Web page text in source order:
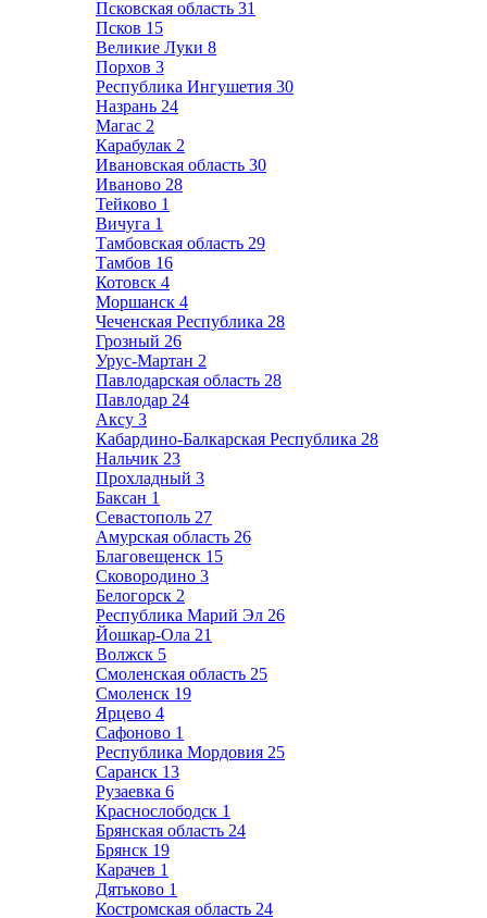
Псковская область 31
Псков 15
Великие Луки 8
Порхов 3
Республика Ингушетия 30
Назрань 24
Магас 2
Карабулак 2
Ивановская область 30
Иваново 28
Тейково 1
Вичуга 1
Тамбовская область 29
Тамбов 16
Котовск 4
Моршанск 4
Чеченская Республика 28
Грозный 26
Урус-Мартан 2
Павлодарская область 28
Павлодар 24
Аксу 3
Кабардино-Балкарская Республика 28
Нальчик 23
Прохладный 3
Баксан 1
Севастополь 27
Амурская область 26
Благовещенск 15
Сковородино 3
Белогорск 2
Республика Марий Эл 26
Йошкар-Ола 21
Волжск 5
Смоленская область 25
Смоленск 19
Ярцево 4
Сафоново 1
Республика Мордовия 25
Саранск 13
Рузаевка 6
Краснослободск 1
Брянская область 24
Брянск 19
Карачев 1
Дятьково 1
Костромская область 24